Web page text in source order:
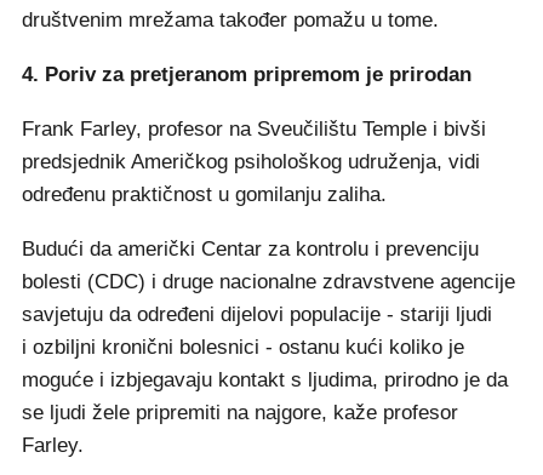
društvenim mrežama također pomažu u tome.
4. Poriv za pretjeranom pripremom je prirodan
Frank Farley, profesor na Sveučilištu Temple i bivši
predsjednik Američkog psihološkog udruženja, vidi
određenu praktičnost u gomilanju zaliha.
Budući da američki Centar za kontrolu i prevenciju
bolesti (CDC) i druge nacionalne zdravstvene agencije
savjetuju da određeni dijelovi populacije - stariji ljudi
i ozbiljni kronični bolesnici - ostanu kući koliko je
moguće i izbjegavaju kontakt s ljudima, prirodno je da
se ljudi žele pripremiti na najgore, kaže profesor
Farley.